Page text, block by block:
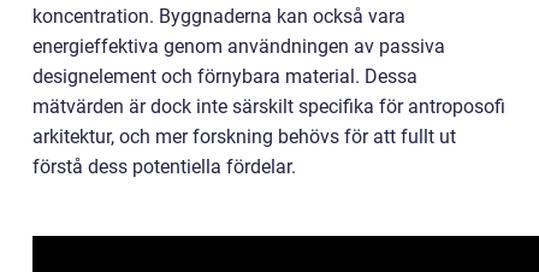
koncentration. Byggnaderna kan också vara
energieffektiva genom användningen av passiva
designelement och förnybara material. Dessa
mätvärden är dock inte särskilt specifika för antroposofi
arkitektur, och mer forskning behövs för att fullt ut
förstå dess potentiella fördelar.